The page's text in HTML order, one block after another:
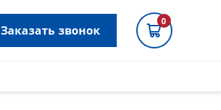
Заказать звонок
0